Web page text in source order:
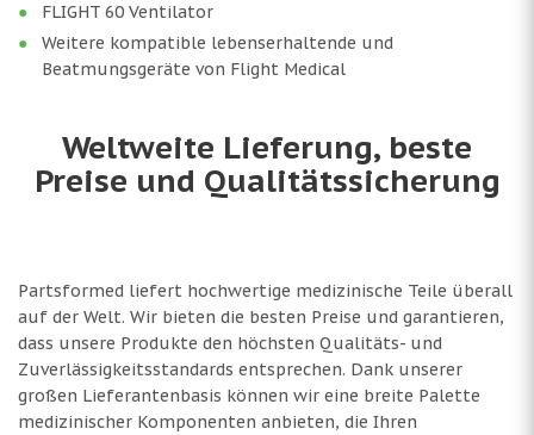
FLIGHT 60 Ventilator
Weitere kompatible lebenserhaltende und
Beatmungsgeräte von Flight Medical
Weltweite Lieferung, beste
Preise und Qualitätssicherung
Partsformed liefert hochwertige medizinische Teile überall
auf der Welt. Wir bieten die besten Preise und garantieren,
dass unsere Produkte den höchsten Qualitäts- und
Zuverlässigkeitsstandards entsprechen. Dank unserer
großen Lieferantenbasis können wir eine breite Palette
medizinischer Komponenten anbieten, die Ihren